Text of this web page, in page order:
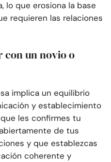
lo que erosiona la base
requieren las relaciones
con un novio o
implica un equilibrio
y establecimiento
les confirmes tu
de tus
y que establezcas
coherente y